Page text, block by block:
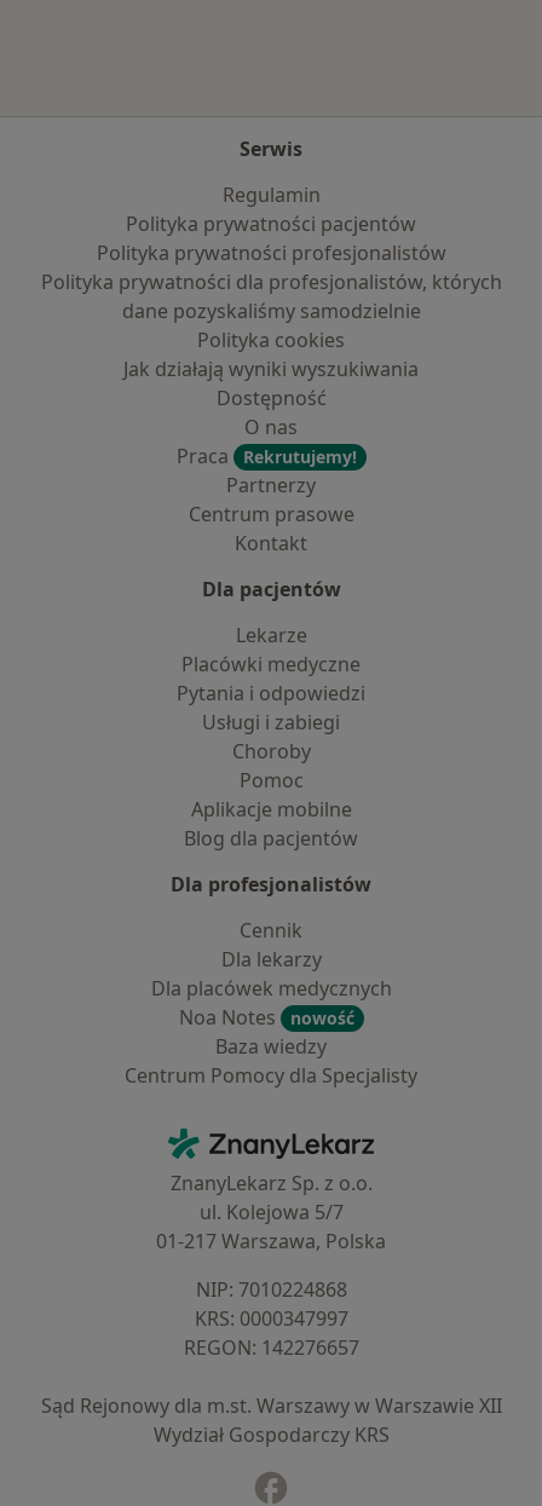
Serwis
Regulamin
Polityka prywatności pacjentów
Polityka prywatności profesjonalistów
Polityka prywatności dla profesjonalistów, których
dane pozyskaliśmy samodzielnie
Polityka cookies
Jak działają wyniki wyszukiwania
Dostępność
O nas
Praca
Rekrutujemy!
Partnerzy
Centrum prasowe
Kontakt
Dla pacjentów
Lekarze
Placówki medyczne
Pytania i odpowiedzi
Usługi i zabiegi
Choroby
Pomoc
Aplikacje mobilne
Blog dla pacjentów
Dla profesjonalistów
Cennik
Dla lekarzy
Dla placówek medycznych
Noa Notes
nowość
Baza wiedzy
Centrum Pomocy dla Specjalisty
ZnanyLekarz - Strona główna
ZnanyLekarz Sp. z o.o.
ul. Kolejowa 5/7
01-217 Warszawa, Polska
NIP: ⁠7010224868
KRS: ⁠0000347997
REGON: ⁠142276657
Sąd Rejonowy dla m.st. Warszawy w Warszawie XII
Wydział Gospodarczy KRS